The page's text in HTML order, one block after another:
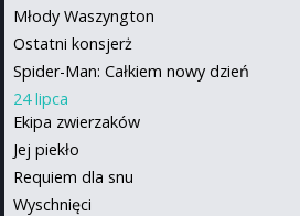
Młody Waszyngton
Ostatni konsjerż
Spider-Man: Całkiem nowy dzień
24 lipca
Ekipa zwierzaków
Jej piekło
Requiem dla snu
Wyschnięci